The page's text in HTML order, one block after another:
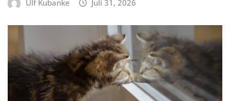
Ulf Kubanke Juli 31, 2026